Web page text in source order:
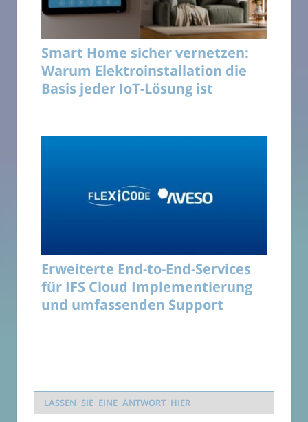
Smart Home sicher vernetzen:
Warum Elektroinstallation die
Basis jeder IoT-Lösung ist
Erweiterte End-to-End-Services
für IFS Cloud Implementierung
und umfassenden Support
LASSEN SIE EINE ANTWORT HIER